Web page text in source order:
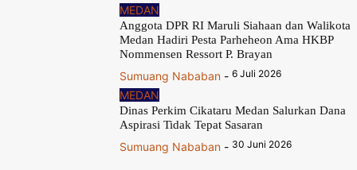
MEDAN
Anggota DPR RI Maruli Siahaan dan Walikota
Medan Hadiri Pesta Parheheon Ama HKBP
Nommensen Ressort P. Brayan
Sumuang Nababan - 6 Juli 2026
MEDAN
Dinas Perkim Cikataru Medan Salurkan Dana
Aspirasi Tidak Tepat Sasaran
Sumuang Nababan - 30 Juni 2026